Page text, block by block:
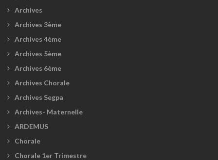
Archives
Archives 3ème
Archives 4ème
Archives 5ème
Archives 6ème
Archives Chorale
Archives Segpa
Archives- Maternelle
ARDEMUS
Chorale
Chorale 1er Trimestre